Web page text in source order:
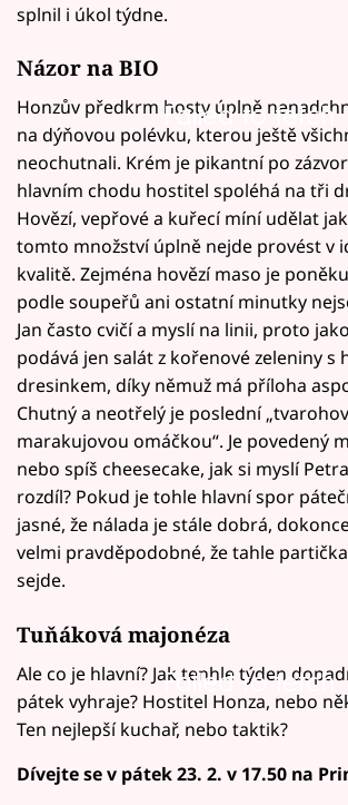
splnil i úkol týdne.
Názor na BIO
Failed to fetch
Honzův předkrm hosty úplně
na dýňovou polévku, kterou ještě
neochutnali. Krém je pikantní po
hlavním chodu hostitel spoléhá na tři
Hovězí, vepřové a kuřecí míní udělat
tomto množství úplně nejde provést v
kvalitě. Zejména hovězí maso je
podle soupeřů ani ostatní minutky
Jan často cvičí a myslí na linii, proto
podává jen salát z kořenové zeleniny s
dresinkem, díky němuž má příloha
Chutný a neotřelý je poslední
marakujovou omáčkou“. Je povedený
nebo spíš cheesecake, jak si myslí
rozdíl? Pokud je tohle hlavní spor
jasné, že nálada je stále dobrá,
velmi pravděpodobné, že tahle
sejde.
Tuňáková majonéza
Failed to fetch
Ale co je hlavní? Jak tenhle týden
pátek vyhraje? Hostitel Honza, nebo
Ten nejlepší kuchař, nebo taktik?
Dívejte se v pátek 23. 2. v 17.50 na